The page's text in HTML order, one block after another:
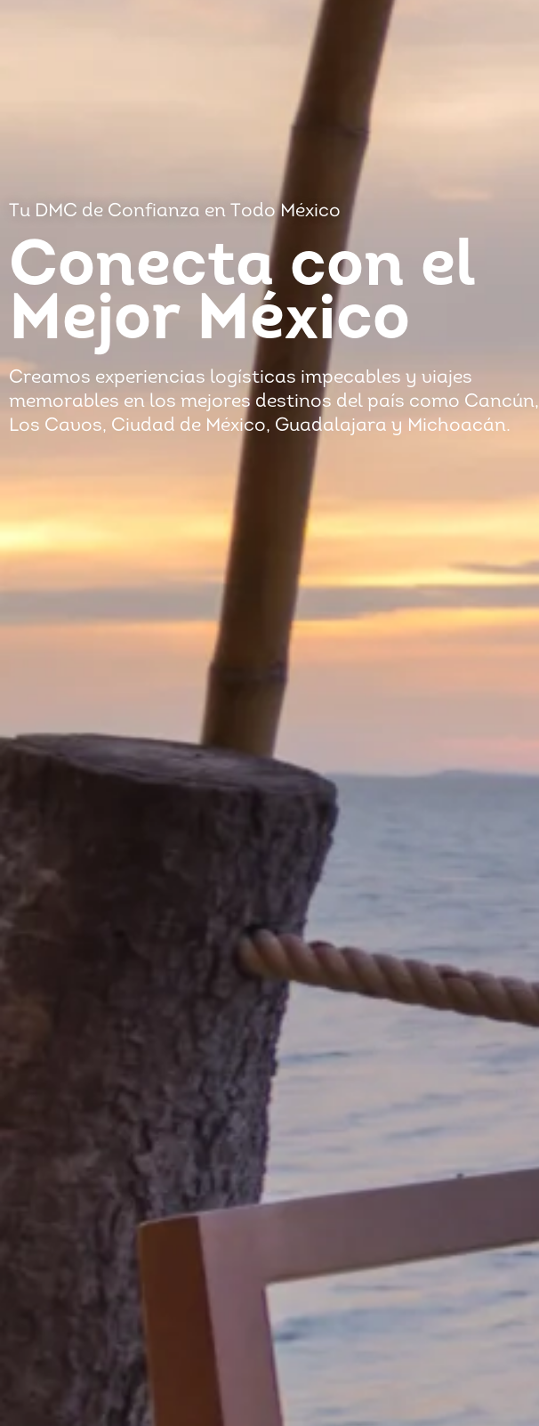
Tu DMC de Confianza en Todo México
Conecta con el
Mejor México
Creamos experiencias logísticas impecables y viajes
memorables en los mejores destinos del país como Cancún,
Los Cavos, Ciudad de México, Guadalajara y Michoacán.